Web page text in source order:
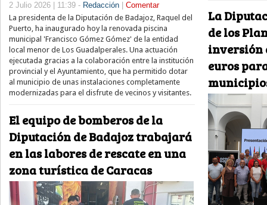
2 Julio 2026 | 11:39 - Redacción
Comentar
La presidenta de la Diputación de Badajoz, Raquel del
Puerto, ha inaugurado hoy la renovada piscina
municipal 'Francisco Gómez Gómez' de la entidad
local menor de Los Guadalperales. Una actuación
ejecutada gracias a la colaboración entre la institución
provincial y el Ayuntamiento, que ha permitido dotar
al municipio de unas instalaciones completamente
modernizadas para el disfrute de vecinos y visitantes.
El equipo de bomberos de la
Diputación de Badajoz trabajará
en las labores de rescate en una
zona turística de Caracas
La
de los
inversión
euros